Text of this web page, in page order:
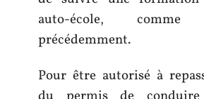
auto-école, comme
précédemment.
Pour être autorisé à